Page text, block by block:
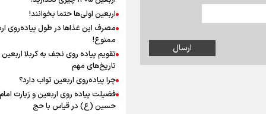
رابطه کارگر و کارفرما
به زوجیت
اینفو برنا/ میزان مالیات بر ارزش
افزوده چقدر است؟
اربعین اولی‌ها حتما بخوانند!
مصرف این غذاها در طول پیاده‌روی
ممنوع!
تاریخ‌های مهم
چرا پیاده‌روی اربعین ثواب دارد؟
فضیلت پیاده روی اربعین و زیارت امام
حسین (ع) در قیاس با حج